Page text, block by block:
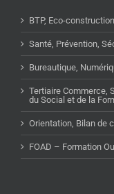
BTP, Eco-
Santé, Prévention,
Bureautique,
Tertiaire Commerce,
du Social et de la
Orientation, Bilan de
FOAD – Formation